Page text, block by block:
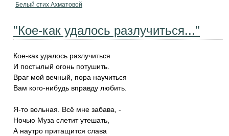
Белый стих Ахматовой
"Кое-как удалось разлучиться..."
Кое-как удалось разлучиться
И постылый огонь потушить.
Враг мой вечный, пора научиться
Вам кого-нибудь вправду любить.
Я-то вольная. Всё мне забава, -
Ночью Муза слетит утешать,
А наутро притащится слава